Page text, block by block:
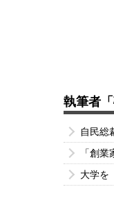
執筆者
自民総
「創
大学を